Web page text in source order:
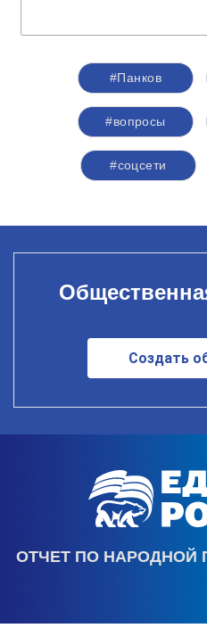
#Панков
#вопросы
#соцсети
Создать
ОТЧЕТ ПО НАРОДНОЙ